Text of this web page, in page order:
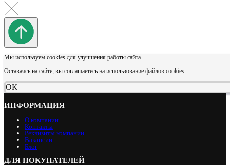
Мы используем cookies для улучшения работы сайта.
Оставаясь на сайте, вы соглашаетесь на использование файлов cookies
ОК
ИНФОРМАЦИЯ
О компании
Контакты
Реквизиты компании
Вакансии
Блог
ДЛЯ ПОКУПАТЕЛЕЙ